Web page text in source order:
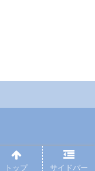
トップ サイドバー